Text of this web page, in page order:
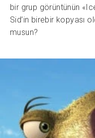
bir grup görüntünün
Sid’in birebir kopyası
musun?